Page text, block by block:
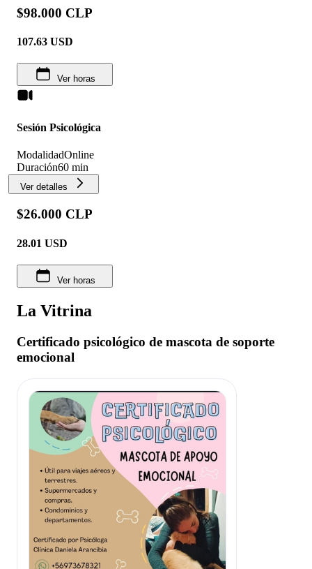
$98.000 CLP
107.63 USD
Ver horas
Sesión Psicológica
ModalidadOnline
Duración60 min
Ver detalles
$26.000 CLP
28.01 USD
Ver horas
La Vitrina
Certificado psicológico de mascota de soporte
emocional